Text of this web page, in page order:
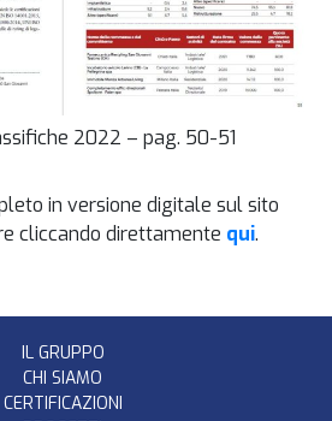
2022 – pag. 50-51
in versione digitale sul sito
cliccando direttamente qui.
IL GRUPPO
CHI SIAMO
CERTIFICAZIONI